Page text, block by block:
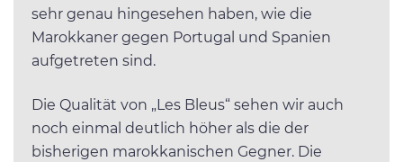
sehr genau hingesehen haben, wie die
Marokkaner gegen Portugal und Spanien
aufgetreten sind.
Die Qualität von „Les Bleus“ sehen wir auch
noch einmal deutlich höher als die der
bisherigen marokkanischen Gegner. Die